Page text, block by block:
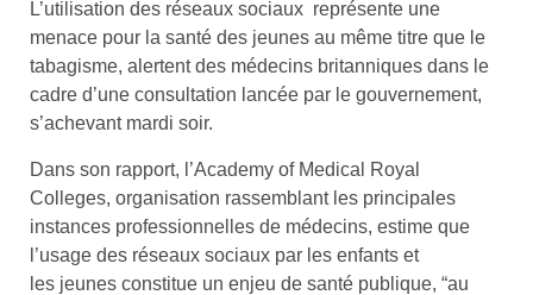
L’utilisation des réseaux sociaux représente une
menace pour la santé des jeunes au même titre que le
tabagisme, alertent des médecins britanniques dans le
cadre d’une consultation lancée par le gouvernement,
s’achevant mardi soir.
Dans son rapport, l’Academy of Medical Royal
Colleges, organisation rassemblant les principales
instances professionnelles de médecins, estime que
l’usage des réseaux sociaux par les enfants et
les jeunes constitue un enjeu de santé publique, “au